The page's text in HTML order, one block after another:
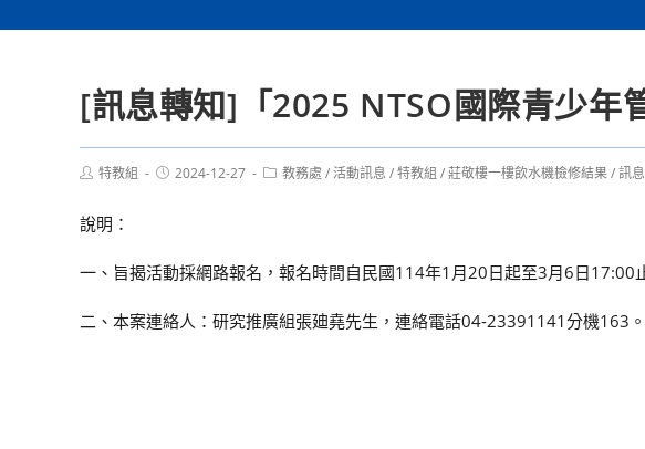
[訊息轉知]「2025 NTSO國際青少年
Post特教組
Post2024-12-27
Post教務處 /活動訊息 /特教組 /莊敬樓一樓飲水機檢修結果/訊
說明：
一、旨揭活動採網路報名，報名時間自民國114年1月20日起至3月6日17:00
二、本案連絡人：研究推廣組張廸堯先生，連絡電話04-23391141分機163。